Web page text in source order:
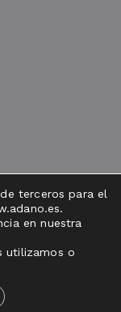
Política de Cookies
ArSol
terceros para el
en nuestra
utilizamos o